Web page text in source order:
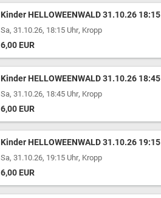
Kinder HELLOWEENWALD 31.10.26 18:15
Sa, 31.10.26, 18:15 Uhr, Kropp
6,00 EUR
Kinder HELLOWEENWALD 31.10.26 18:45
Sa, 31.10.26, 18:45 Uhr, Kropp
6,00 EUR
Kinder HELLOWEENWALD 31.10.26 19:15
Sa, 31.10.26, 19:15 Uhr, Kropp
6,00 EUR